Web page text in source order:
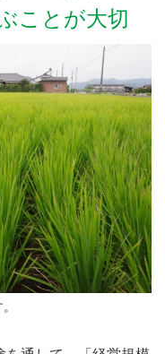
ことが大切